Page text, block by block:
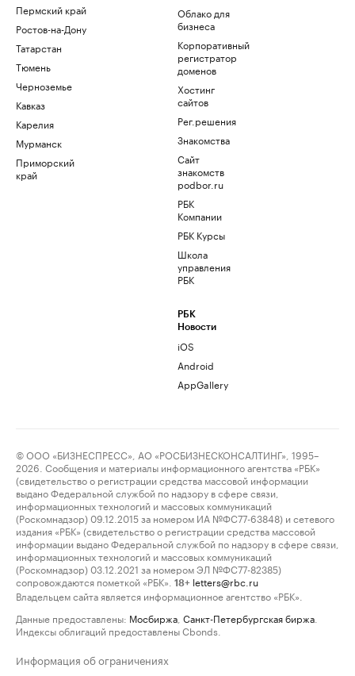
Пермский край
Ростов-на-Дону
Татарстан
Тюмень
Черноземье
Кавказ
Карелия
Мурманск
Приморский
край
Облако для
бизнеса
Корпоративный
регистратор
доменов
Хостинг
сайтов
Рег.решения
Знакомства
Сайт
знакомств
podbor.ru
РБК
Компании
РБК Курсы
Школа
управления
РБК
РБК
Новости
iOS
Android
AppGallery
© ООО «БИЗНЕСПРЕСС», АО «РОСБИЗНЕСКОНСАЛТИНГ», 1995–
2026. Сообщения и материалы информационного агентства «РБК»
(свидетельство о регистрации средства массовой информации
выдано Федеральной службой по надзору в сфере связи,
информационных технологий и массовых коммуникаций
(Роскомнадзор) 09.12.2015 за номером ИА №ФС77-63848) и сетевого
издания «РБК» (свидетельство о регистрации средства массовой
информации выдано Федеральной службой по надзору в сфере связи,
информационных технологий и массовых коммуникаций
(Роскомнадзор) 03.12.2021 за номером ЭЛ №ФС77-82385)
сопровождаются пометкой «РБК».
18+ letters@rbc.ru
Владельцем сайта является информационное агентство «РБК».
Данные предоставлены: Мосбиржа Санкт-Петербургская биржа
Индексы облигаций предоставлены Cbonds.
Информация об ограничениях